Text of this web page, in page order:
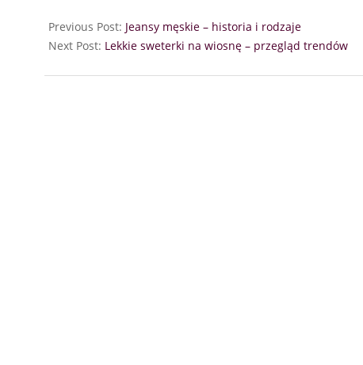
Previous Post: Jeansy męskie – historia i rodzaje
Next Post: Lekkie sweterki na wiosnę – przegląd trendów